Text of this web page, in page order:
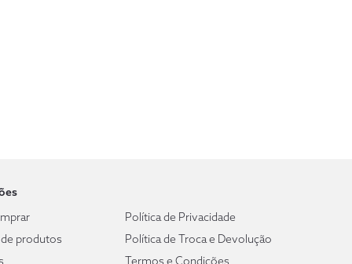
produtos
Política de Privacidade
Política de Troca e Devolução
Termos e Condições